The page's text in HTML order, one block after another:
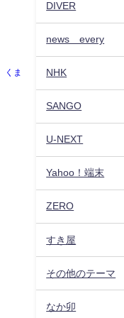
くま
DIVER
news every
NHK
SANGO
U-NEXT
Yahoo！端末
ZERO
すき屋
その他のテーマ
なか卯